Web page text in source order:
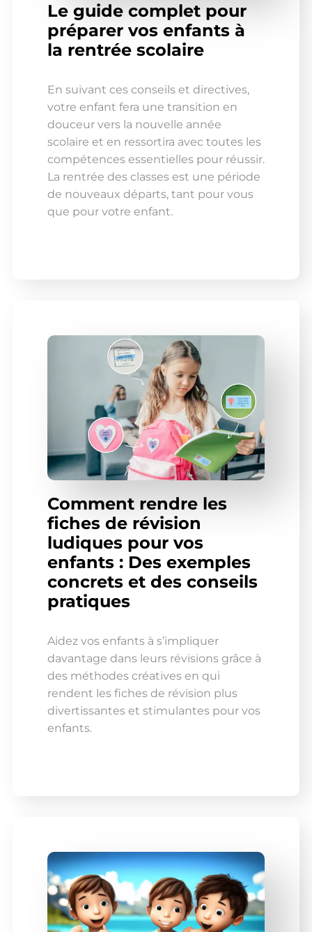
Le guide complet pour
préparer vos enfants à
la rentrée scolaire
En suivant ces conseils et directives,
votre enfant fera une transition en
douceur vers la nouvelle année
scolaire et en ressortira avec toutes les
compétences essentielles pour réussir.
La rentrée des classes est une période
de nouveaux départs, tant pour vous
que pour votre enfant.
Comment rendre les
fiches de révision
ludiques pour vos
enfants : Des exemples
concrets et des conseils
pratiques
Aidez vos enfants à s’impliquer
davantage dans leurs révisions grâce à
des méthodes créatives en qui
rendent les fiches de révision plus
divertissantes et stimulantes pour vos
enfants.